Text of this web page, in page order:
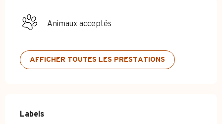
Animaux acceptés
AFFICHER TOUTES LES PRESTATIONS
Labels
Labels